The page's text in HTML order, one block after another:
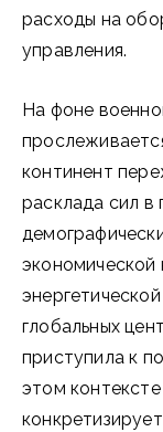
расходы на
управления.
На фоне
континент
расклада сил в
экономической
глобальных
приступила к
этом